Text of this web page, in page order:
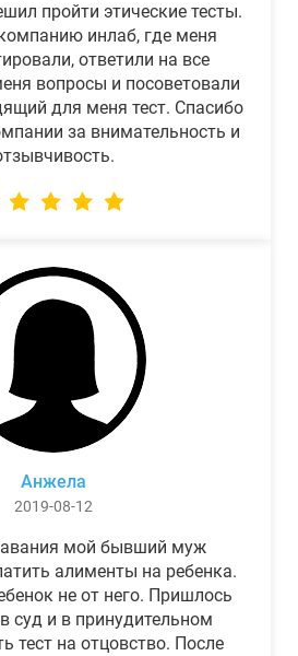
пройти этические тесты.
инлаб, где меня
ответили на все
вопросы и посоветовали
для меня тест. Спасибо
за внимательность и
Анжела
2019-08-12
мой бывший муж
алименты на ребенка.
не от него. Пришлось
суд и в принудительном
тест на отцовство. После